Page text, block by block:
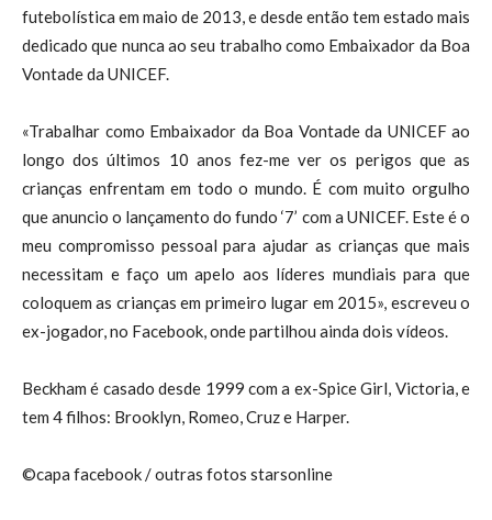
futebolística em maio de 2013, e desde então tem estado mais
dedicado que nunca ao seu trabalho como Embaixador da Boa
Vontade da UNICEF.
«Trabalhar como Embaixador da Boa Vontade da UNICEF ao
longo dos últimos 10 anos fez-me ver os perigos que as
crianças enfrentam em todo o mundo. É com muito orgulho
que anuncio o lançamento do fundo ‘7’ com a UNICEF. Este é o
meu compromisso pessoal para ajudar as crianças que mais
necessitam e faço um apelo aos líderes mundiais para que
coloquem as crianças em primeiro lugar em 2015», escreveu o
ex-jogador, no Facebook, onde partilhou ainda dois vídeos.
Beckham é casado desde 1999 com a ex-Spice Girl, Victoria, e
tem 4 filhos: Brooklyn, Romeo, Cruz e Harper.
©capa facebook / outras fotos starsonline